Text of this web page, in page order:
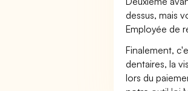
dessus, mais
Employée de
Finalement,
dentaires, la
lors du